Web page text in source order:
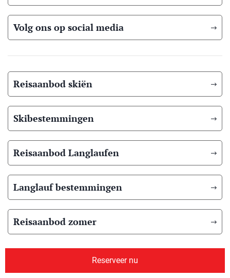
Reserveer nu
Volg ons op social media
Reisaanbod skiën
Skibestemmingen
Reisaanbod Langlaufen
Langlauf bestemmingen
Reisaanbod zomer
Overig reisaanbod